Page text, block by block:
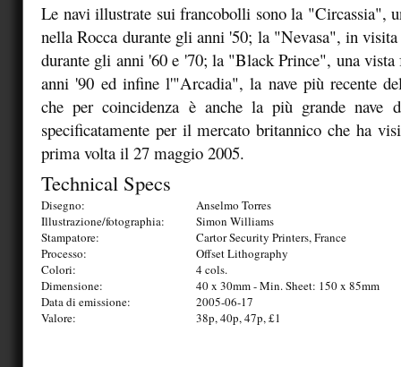
Le navi illustrate sui francobolli sono la "Circassia",
nella Rocca durante gli anni '50; la "Nevasa", in
durante gli anni '60 e '70; la "Black Prince", una
anni '90 ed infine l'"Arcadia", la nave più recente
che per coincidenza è anche la più grande nave
specificatamente per il mercato britannico che ha
prima volta il 27 maggio 2005.
Technical Specs
Disegno:
Anselmo Torres
Illustrazione/fotographia:
Simon Williams
Stampatore:
Cartor Security Printers, France
Processo:
Offset Lithography
Colori:
4 cols.
Dimensione:
40 x 30mm - Min. Sheet: 150 x 85mm
Data di emissione:
2005-06-17
Valore:
38p, 40p, 47p, £1